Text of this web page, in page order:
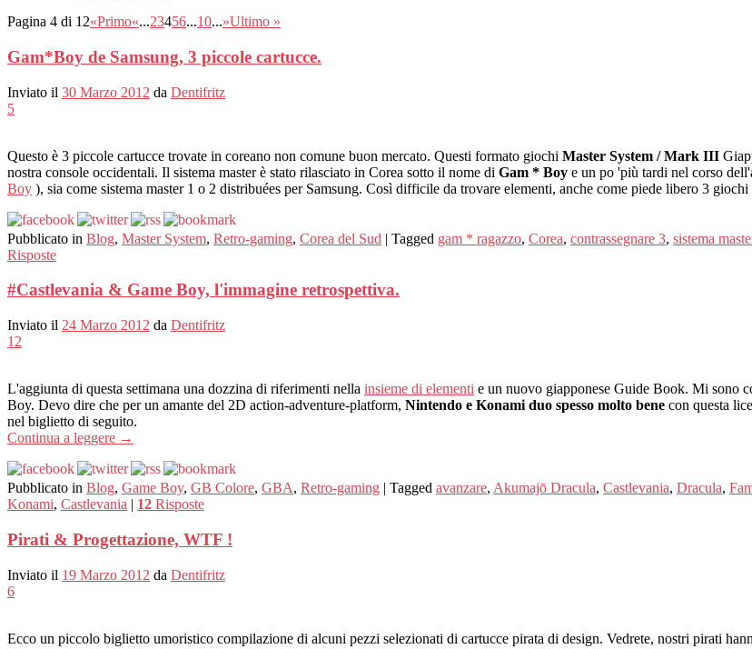
Pagina 4 di 12«Primo«...23456...10...»Ultimo »
Gam*Boy de Samsung, 3 piccole cartucce.
Inviato il 30 Marzo 2012 da Dentifritz
5
Questo è 3 piccole cartucce trovate in coreano non comune buon mercato. Questi formato giochi Master System / Mark III
nostra console occidentali. Il sistema master è stato rilasciato in Corea sotto il nome di Gam * Boy e un po 'più tardi nel corso
Boy ), sia come sistema master 1 o 2 distribuées per Samsung. Così difficile da trovare elementi, anche come piede libero 3
Pubblicato in Blog, Master System, Retro-gaming, Corea del Sud | Tagged gam * ragazzo, Corea, contrassegnare 3, sistema
Risposte
#Castlevania & Game Boy, l'immagine retrospettiva.
Inviato il 24 Marzo 2012 da Dentifritz
12
L'aggiunta di questa settimana una dozzina di riferimenti nella insieme di elementi e un nuovo giapponese Guide Book. Mi sono
Boy. Devo dire che per un amante del 2D action-adventure-platform, Nintendo e Konami duo spesso molto bene con questa
nel biglietto di seguito.
Continua a leggere →
Pubblicato in Blog, Game Boy, GB Colore, GBA, Retro-gaming | Tagged avanzare, Akumajō Dracula, Castlevania, Dracula,
Konami, Castlevania | 12 Risposte
Pirati & Progettazione, WTF !
Inviato il 19 Marzo 2012 da Dentifritz
6
Ecco un piccolo biglietto umoristico compilazione di alcuni pezzi selezionati di cartucce pirata di design. Vedrete, nostri pirati